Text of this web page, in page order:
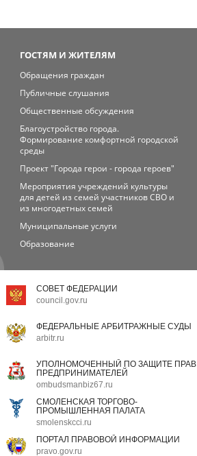
ГОСТЯМ И ЖИТЕЛЯМ
Обращения граждан
Публичные слушания
Общественные обсуждения
Благоустройство города.
Формирование комфортной городской
среды
Проект "Города герои - города героев"
Мероприятия учреждений культуры
для детей из семей участников СВО и
из многодетных семей
Муниципальные услуги
Образование
СОВЕТ ФЕДЕРАЦИИ
council.gov.ru
ФЕДЕРАЛЬНЫЕ АРБИТРАЖНЫЕ СУДЫ
arbitr.ru
УПОЛНОМОЧЕННЫЙ ПО ЗАЩИТЕ ПРАВ
ПРЕДПРИНИМАТЕЛЕЙ
ombudsmanbiz67.ru
СМОЛЕНСКАЯ ТОРГОВО-
ПРОМЫШЛЕННАЯ ПАЛАТА
smolenskcci.ru
ПОРТАЛ ПРАВОВОЙ ИНФОРМАЦИИ
pravo.gov.ru